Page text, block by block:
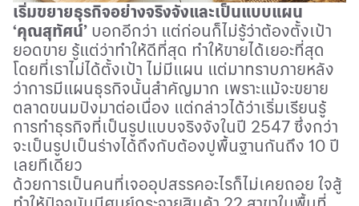
เริ่มขยายธุรกิจอย่างจริงจังและเป็นแบบแผน
‘คุณสุทัศน์’ บอกอีกว่า แต่ก่อนก็ไม่รู้ว่าต้องตั้งเป้า
ยอดขาย รู้แต่ว่าทำให้ดีที่สุด ทำให้ขายได้เยอะที่สุด
โดยที่เราไม่ได้ตั้งเป้า ไม่มีแผน แต่มาทราบภายหลัง
ว่าการมีแผนธุรกิจนั้นสำคัญมาก เพราะแม้จะขยาย
ตลาดขนมปังมาต่อเนื่อง แต่กล่าวได้ว่าเริ่มเรียนรู้
การทำธุรกิจที่เป็นรูปแบบจริงจังในปี 2547 ซึ่งกว่า
จะเป็นรูปเป็นร่างได้ถึงกับต้องปูพื้นฐานกันถึง 10 ปี
เลยทีเดียว
ด้วยการเป็นคนที่เจออุปสรรคอะไรก็ไม่เคยถอย ใจสู้